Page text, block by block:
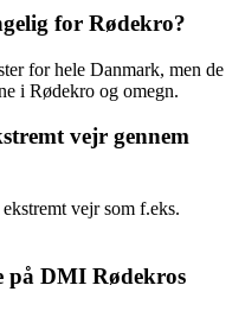
for Rødekro?
for hele Danmark, men de
i Rødekro og omegn.
vejr gennem
vejr som f.eks.
på DMI Rødekros